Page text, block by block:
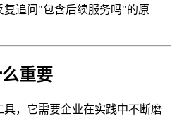
追问"包含后续服务吗"的原
重要
，它需要企业在实践中不断磨